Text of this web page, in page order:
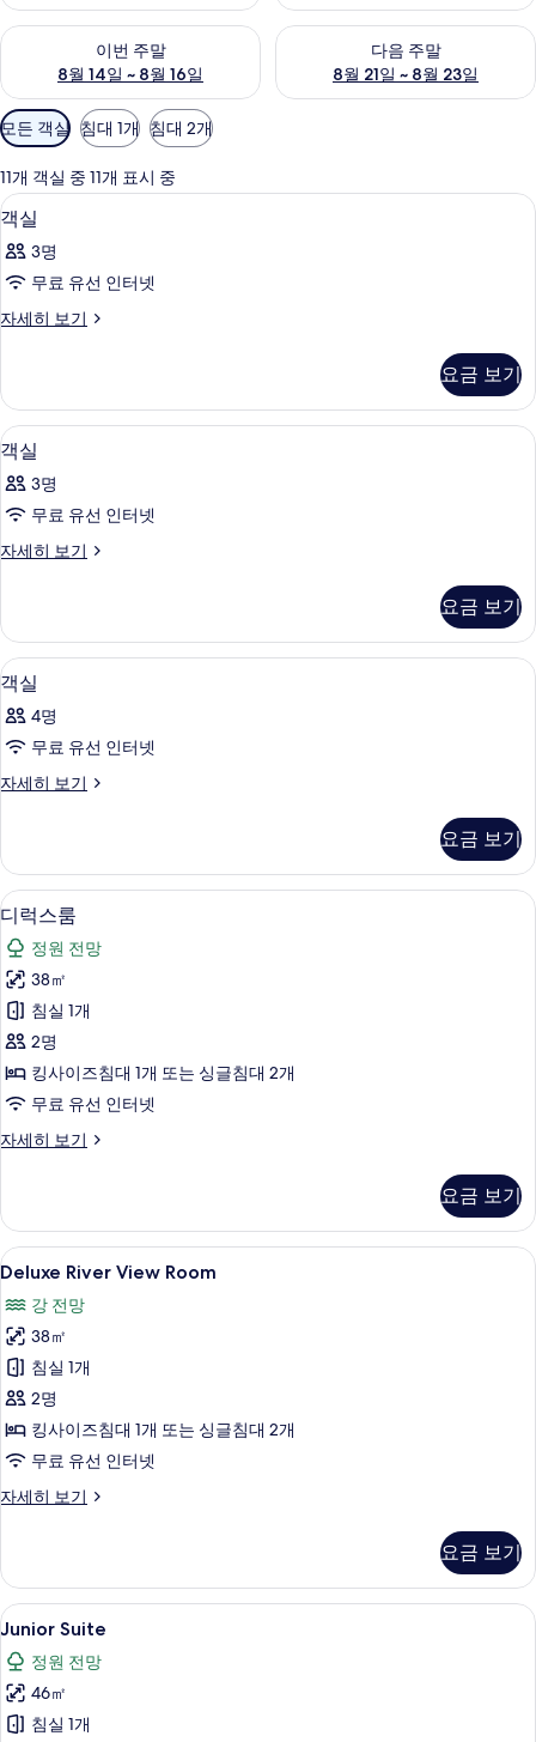
이번 주말
8월 14일 ~ 8월 16일
이번 주말 예약 가능 여부 확인, 8월 14일 ~ 8월 16일
다음 주말
8월 21일 ~ 8월 23일
다음 주말 예약 가능 여부 확인
객
실
에
사
용
가
능
필
모든 객실 침대 1개 침대 2개
11개 객실 중 11개 표시 중
객
실
사
진
모
보
기
고급 침구, 오리/거위털 이불, 객실 내
5
객실
3명
무료 유선 인터넷
자세히 보기
객
히
보
기
요금 보기
객
실
사
진
모
보
기
고급 침구, 오리/거위털 이불, 객실 내
15
객실
3명
무료 유선 인터넷
자세히 보기
객
히
보
기
요금 보기
객
실
사
진
모
보
기
고급 침구, 오리/거위털 이불, 객실 내
7
객실
4명
무료 유선 인터넷
자세히 보기
객
히
보
기
요금 보기
디
럭
스
룸
사
진
모
두
보
6
디럭스룸
정원 전망
38㎡
침실 1개
2명
킹사이즈침대 1개 또는 싱글침대 2개
무료 유선 인터넷
자세히 보기
디
자
세
히
기
요금 보기
Deluxe
River
View
Room
사
진
모
두
보
Deluxe River View Room | 고급 침구,
5
Deluxe River View Room
강 전망
38㎡
침실 1개
2명
킹사이즈침대 1개 또는 싱글침대 2개
무료 유선 인터넷
자세히 보기
Deluxe
자
세
히
기
요금 보기
Junior
Suite
사
진
모
고급 침구, 오리/거위털 이불, 객실 내
6
Junior Suite
정원 전망
46㎡
침실 1개